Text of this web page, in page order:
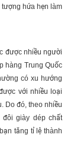
hứa hẹn làm
được nhiều người
hàng Trung Quốc
có xu hướng
với nhiều loại
Do đó, theo nhiều
đôi giày dép chất
tăng tỉ lệ thành